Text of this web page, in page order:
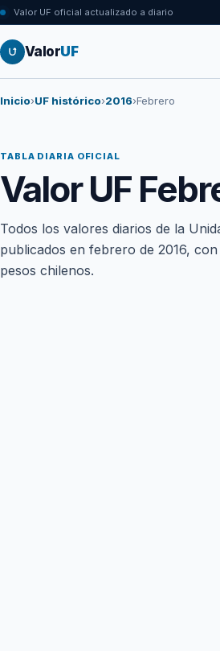
Valor UF oficial actualizado a diario
ValorUF
Inicio›UF histórico›2016›Febrero
TABLA DIARIA OFICIAL
Valor UF
Todos los valores diarios de la
publicados en febrero de 2016,
pesos chilenos.